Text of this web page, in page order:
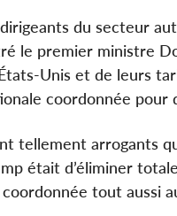
du secteur
le premier ministre
Unis et de leurs
coordonnée
tellement arrogants
était d’éliminer
tout aussi